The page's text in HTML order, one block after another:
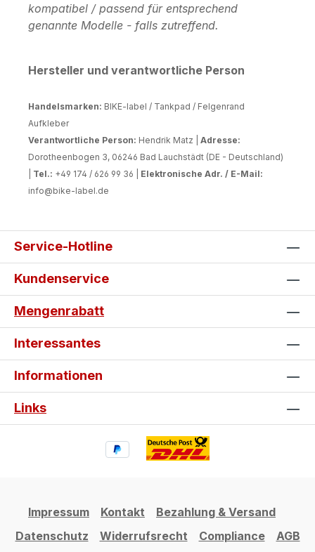
kompatibel / passend für entsprechend
genannte Modelle - falls zutreffend.
Hersteller und verantwortliche Person
Handelsmarken: BIKE-label / Tankpad / Felgenrand
Aufkleber
Verantwortliche Person: Hendrik Matz | Adresse:
Dorotheenbogen 3, 06246 Bad Lauchstädt (DE - Deutschland)
Tel.: +49 174 / 626 99 36 | Elektronische Adr. / E-Mail:
info@bike-label.de
Service-Hotline
Kundenservice
Mengenrabatt
Interessantes
Informationen
Links
Impressum Kontakt
Bezahlung & Versand
Datenschutz
Widerrufsrecht Compliance AGB